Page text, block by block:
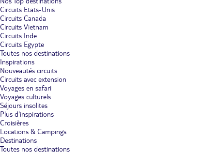
Circuits Etats-Unis
Circuits Canada
Circuits Vietnam
Circuits Inde
Circuits Egypte
Toutes nos destinations
Inspirations
Nouveautés circuits
Circuits avec extension
Voyages en safari
Voyages culturels
Séjours insolites
Plus d'inspirations
Croisières
Locations & Campings
Destinations
Toutes nos destinations